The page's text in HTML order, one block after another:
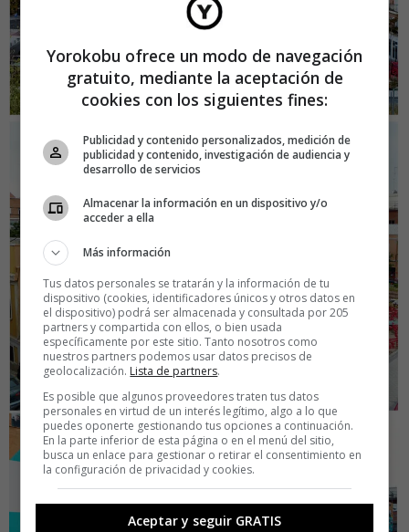
Yorokobu ofrece un modo de navegación
gratuito, mediante la aceptación de
cookies con los siguientes fines:
Publicidad y contenido personalizados, medición de
publicidad y contenido, investigación de audiencia y
desarrollo de servicios
Almacenar la información en un dispositivo y/o
acceder a ella
Más información
Tus datos personales se tratarán y la información de tu
dispositivo (cookies, identificadores únicos y otros datos en
el dispositivo) podrá ser almacenada y consultada por 205
partners y compartida con ellos, o bien usada
específicamente por este sitio. Tanto nosotros como
nuestros partners podemos usar datos precisos de
geolocalización. Lista de partners.
Es posible que algunos proveedores traten tus datos
personales en virtud de un interés legítimo, algo a lo que
puedes oponerte gestionando tus opciones a continuación.
En la parte inferior de esta página o en el menú del sitio,
busca un enlace para gestionar o retirar el consentimiento en
la configuración de privacidad y cookies.
Aceptar y seguir GRATIS